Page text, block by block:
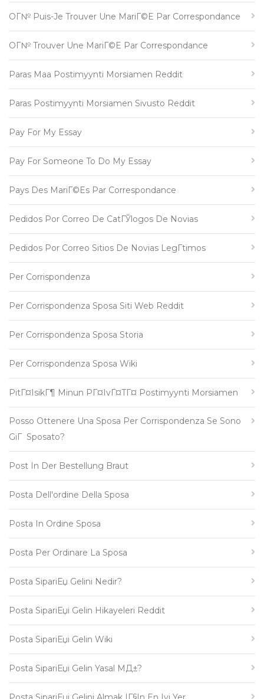
OГ№ Puis-Je Trouver Une MariГ©e Par Correspondance
OГ№ Trouver Une MariГ©e Par Correspondance
Paras Maa Postimyynti Morsiamen Reddit
Paras Postimyynti Morsiamen Sivusto Reddit
Pay For My Essay
Pay For Someone To Do My Essay
Pays Des MariГ©es Par Correspondance
Pedidos Por Correo De CatГЎlogos De Novias
Pedidos Por Correo Sitios De Novias LegГ­timos
Per Corrispondenza
Per Corrispondenza Sposa Siti Web Reddit
Per Corrispondenza Sposa Storia
Per Corrispondenza Sposa Wiki
PitГ¤isikГ¶ Minun PГ¤ivГ¤tГ¤ Postimyynti Morsiamen
Posso Ottenere Una Sposa Per Corrispondenza Se Sono
GiГ Sposato?
Post In Der Bestellung Braut
Posta Dell'ordine Della Sposa
Posta In Ordine Sposa
Posta Per Ordinare La Sposa
Posta SipariЕџ Gelini Nedir?
Posta SipariЕџi Gelin Hikayeleri Reddit
Posta SipariЕџi Gelin Wiki
Posta SipariЕџi Gelin Yasal MД±?